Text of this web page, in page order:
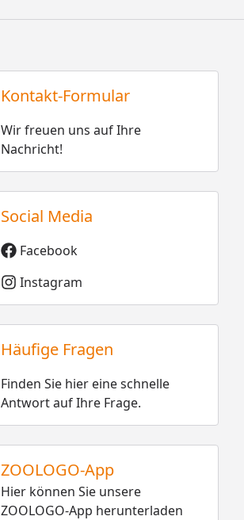
Kontakt-Formular
Wir freuen uns auf Ihre
Nachricht!
Social Media
Facebook
Instagram
Häufige Fragen
Finden Sie hier eine schnelle
Antwort auf Ihre Frage.
ZOOLOGO-App
Hier können Sie unsere
ZOOLOGO-App herunterladen